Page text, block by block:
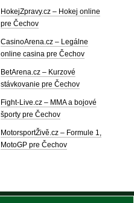
HokejZpravy.cz – Hokej online
pre Čechov
CasinoArena.cz – Legálne
online casina pre Čechov
BetArena.cz – Kurzové
stávkovanie pre Čechov
Fight-Live.cz – MMA a bojové
športy pre Čechov
MotorsportŽivě.cz – Formule 1,
MotoGP pre Čechov